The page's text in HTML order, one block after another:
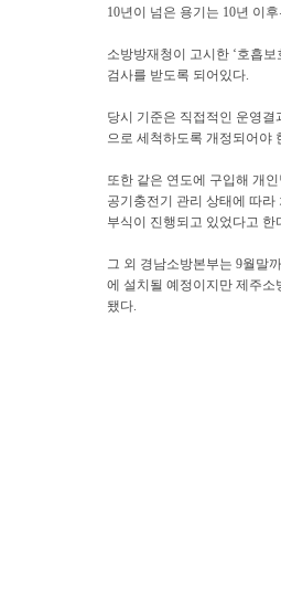
10년이 넘은 용기는 10년 이
소방방재청이 고시한 ‘호흡
검사를 받도록 되어있다.
당시 기준은 직접적인 운영
으로 세척하도록 개정되어야
또한 같은 연도에 구입해 개
공기충전기 관리 상태에 따
부식이 진행되고 있었다고 한
그 외 경남소방본부는 9월말
에 설치될 예정이지만 제주
됐다.